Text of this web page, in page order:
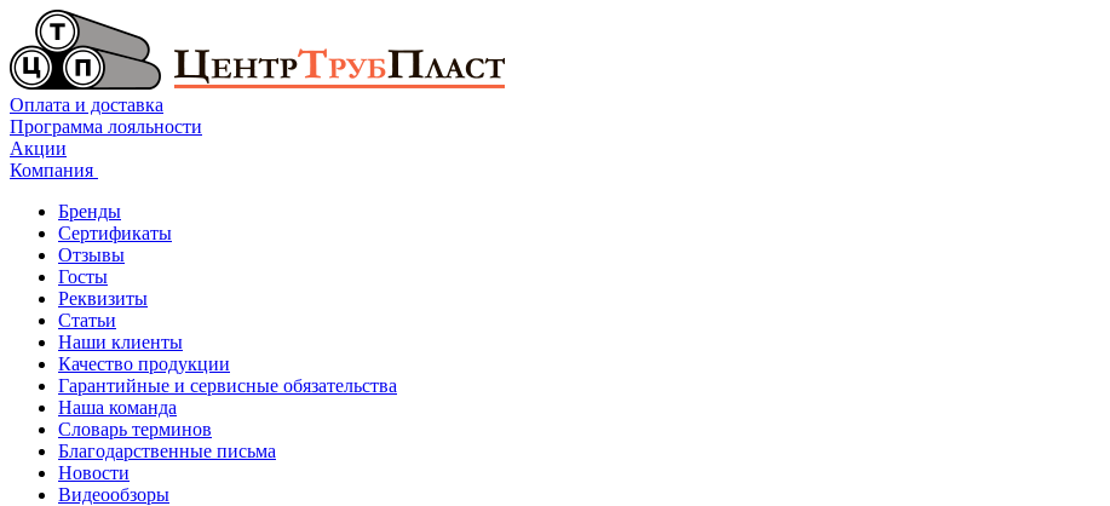
Оплата и доставка
Программа лояльности
Акции
Компания
Бренды
Сертификаты
Отзывы
Госты
Реквизиты
Статьи
Наши клиенты
Качество продукции
Гарантийные и сервисные обязательства
Наша команда
Словарь терминов
Благодарственные письма
Новости
Видеообзоры